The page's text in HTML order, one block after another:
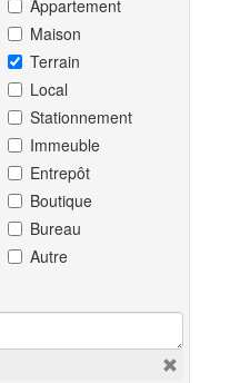
Appartement
Maison
Terrain
Local
Stationnement
Immeuble
Entrepôt
Boutique
Bureau
Autre